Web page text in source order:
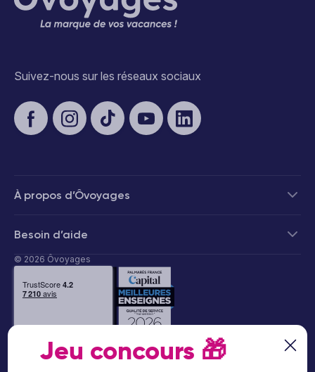
Suivez-nous sur les réseaux sociaux
À propos d’Ôvoyages
Besoin d’aide
© 2026 Ôvoyages
Jeu concours 🎁